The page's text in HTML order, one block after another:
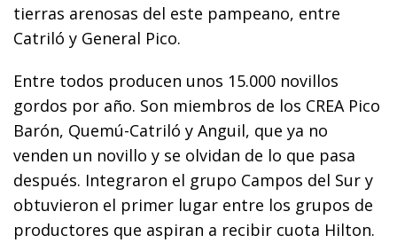
tierras arenosas del este pampeano, entre
Catriló y General Pico.
Entre todos producen unos 15.000 novillos
gordos por año. Son miembros de los CREA Pico
Barón, Quemú-Catriló y Anguil, que ya no
venden un novillo y se olvidan de lo que pasa
después. Integraron el grupo Campos del Sur y
obtuvieron el primer lugar entre los grupos de
productores que aspiran a recibir cuota Hilton.